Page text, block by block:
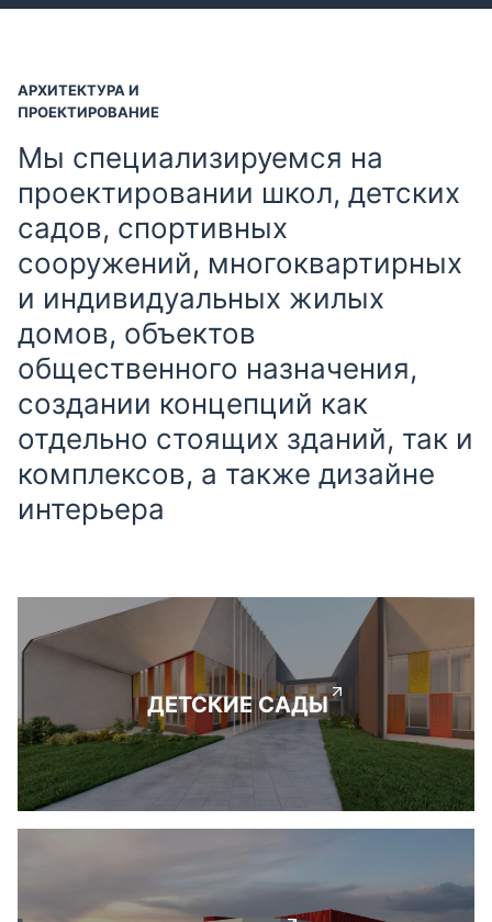
АРХИТЕКТУРА И
ПРОЕКТИРОВАНИЕ
Мы специализируемся на
проектировании школ, детских
садов, спортивных
сооружений, многоквартирных
и индивидуальных жилых
домов, объектов
общественного назначения,
создании концепций как
отдельно стоящих зданий, так и
комплексов, а также дизайне
интерьера
ДЕТСКИЕ САДЫ